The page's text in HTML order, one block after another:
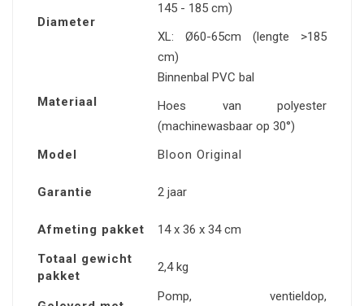
Diameter
145 - 185 cm)
XL: Ø60-65cm (lengte >185
cm)
Materiaal
Binnenbal PVC bal
Hoes van polyester
(machinewasbaar op 30°)
Model
Bloon Original
Garantie 2 jaar
Afmeting pakket
14 x 36 x 34 cm
Totaal gewicht
pakket
2,4 kg
Pomp, ventieldop,